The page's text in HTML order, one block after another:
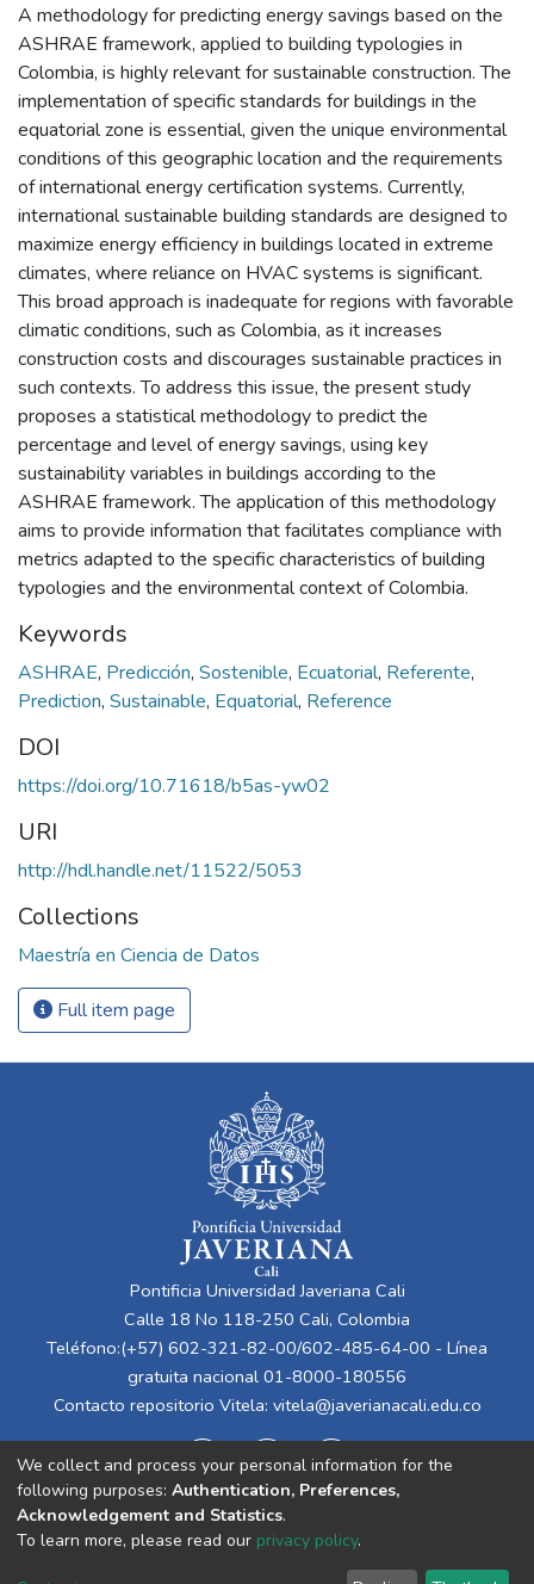
A methodology for predicting energy savings based on the
ASHRAE framework, applied to building typologies in
Colombia, is highly relevant for sustainable construction. The
implementation of specific standards for buildings in the
equatorial zone is essential, given the unique environmental
conditions of this geographic location and the requirements
of international energy certification systems. Currently,
international sustainable building standards are designed to
maximize energy efficiency in buildings located in extreme
climates, where reliance on HVAC systems is significant.
This broad approach is inadequate for regions with favorable
climatic conditions, such as Colombia, as it increases
construction costs and discourages sustainable practices in
such contexts. To address this issue, the present study
proposes a statistical methodology to predict the
percentage and level of energy savings, using key
sustainability variables in buildings according to the
ASHRAE framework. The application of this methodology
aims to provide information that facilitates compliance with
metrics adapted to the specific characteristics of building
typologies and the environmental context of Colombia.
Keywords
ASHRAE, Predicción, Sostenible, Ecuatorial, Referente,
Prediction, Sustainable, Equatorial, Reference
DOI
https://doi.org/10.71618/b5as-yw02
URI
http://hdl.handle.net/11522/5053
Collections
Maestría en Ciencia de Datos
Full item page
Pontificia Universidad Javeriana Cali
Calle 18 No 118-250 Cali, Colombia
Teléfono:(+57) 602-321-82-00/602-485-64-00 - Línea
gratuita nacional 01-8000-180556
Contacto repositorio Vitela: vitela@javerianacali.edu.co
We collect and process your personal information for the
following purposes: Authentication, Preferences,
Acknowledgement and Statistics.
To learn more, please read our privacy policy.